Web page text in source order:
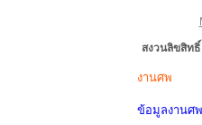
สงวนลิขสิท
งานศพ
ข้อมูลงานศพ